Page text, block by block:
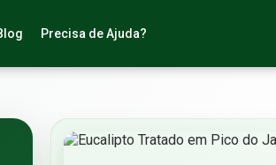
Precisa de Ajuda?